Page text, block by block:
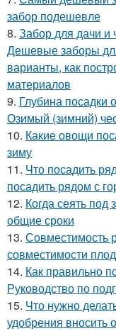
забор подешевле
8. Забор для дачи и
Дешевые заборы
варианты, как
материалов
9. Глубина посадки
Озимый (зимний)
10. Какие овощи
зиму
11. Что посадить
посадить рядом с
12. Когда сеять под
общие сроки
13. Совместимость
совместимости
14. Как правильно
Руководство по
15. Что нужно
удобрения вносить